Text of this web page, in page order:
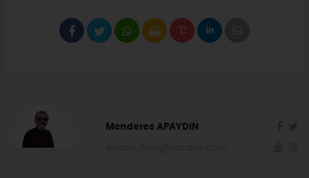
Menderes APAYDIN